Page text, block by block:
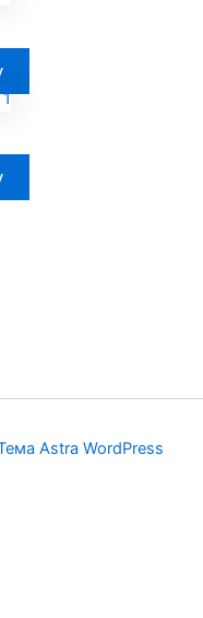
Astra WordPress